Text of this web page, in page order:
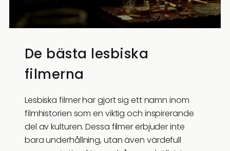
De bästa lesbiska
filmerna
Lesbiska filmer har gjort sig ett namn inom
filmhistorien som en viktig och inspirerande
del av kulturen. Dessa filmer erbjuder inte
bara underhållning, utan även värdefull